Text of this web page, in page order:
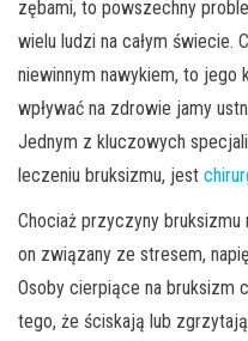
zębami, to powszechny
wielu ludzi na całym świecie.
niewinnym nawykiem, to jego
wpływać na zdrowie jamy
Jednym z kluczowych
leczeniu bruksizmu, jest
Chociaż przyczyny
on związany ze stresem,
Osoby cierpiące na bruksizm
tego, że ściskają lub